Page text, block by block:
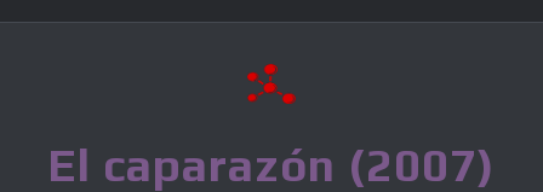
El caparazón (2007)